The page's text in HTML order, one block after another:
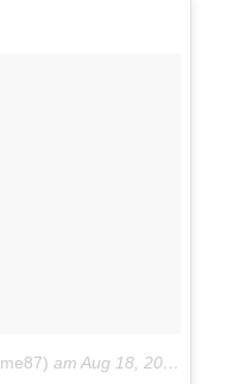
am Aug 18, 2018 um 6:17 PDT